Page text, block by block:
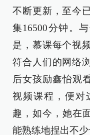
不断更新，至今
集16500分钟。
是，慕课每个视
符合人们的网络
后女孩励鑫怡观
视频课程，便对
趣，如今，她在
能熟练地捏出不少